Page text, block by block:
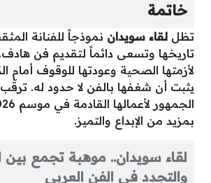
خاتمة
تظل لقاء سويدان نموذجاً للفنانة
تاريخها وتسعى دائماً لتقديم فن
لأزمتها الصحية وعودتها للوقوف أمام
يثبت أن شغفها بالفن لا حدود له.
بمزيد من الإبداع والتميز.
لقاء سويدان.. موهبة تجمع بين
والتجدد في الفن العربي